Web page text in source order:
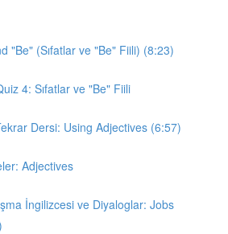
"Be" (Sıfatlar ve "Be" Fiili) (8:23)
4: Sıfatlar ve "Be" Fiili
Dersi: Using Adjectives (6:57)
Adjectives
İngilizcesi ve Diyaloglar: Jobs